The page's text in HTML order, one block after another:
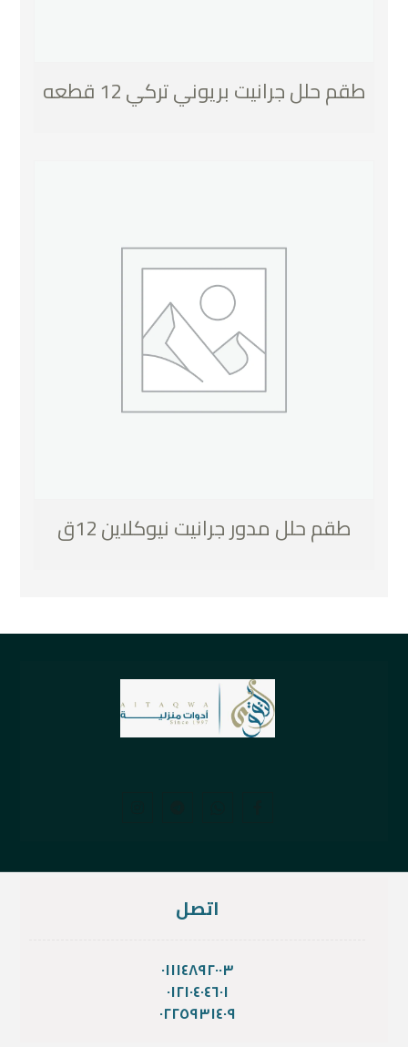
طقم حلل جرانيت بريوني تركي 12 قطعه
طقم حلل مدور جرانيت نيوكلاين 12ق
اتصل
٠١١١٤٨٩٢٠٠٣
٠١٢١٠٤٠٤٦٠١
٠٢٢٥٩٣١٤٠٩